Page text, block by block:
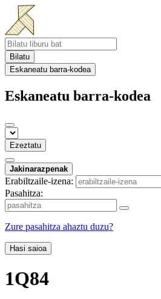
Bilatu
Eskaneatu barra-kodea
Eskaneatu barra-kodea
Ezeztatu
Jakinarazpenak
Erabiltzaile-izena:
Pasahitza:
Zure pasahitza ahaztu duzu?
Hasi saioa
1Q84